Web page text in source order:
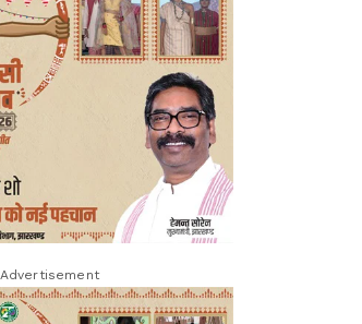
Advertisement